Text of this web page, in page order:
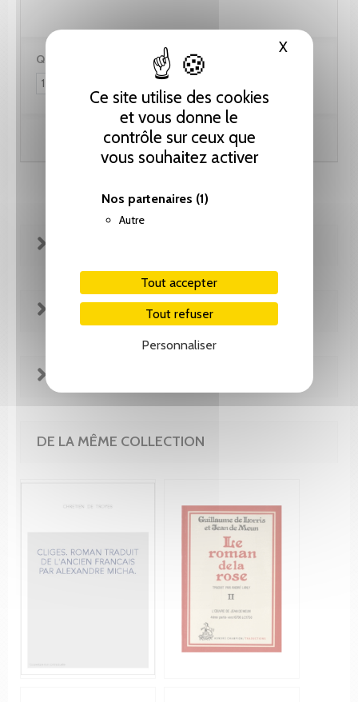
Ce site utilise des cookies
et vous donne le
contrôle sur ceux que
vous souhaitez activer
Nos partenaires (1)
Autre
Tout accepter
Tout refuser
Personnaliser
XMasquer
Quantité :
Ajouter au panier
REVUE DE PRESSE
DE LA MÊME COLLECTION